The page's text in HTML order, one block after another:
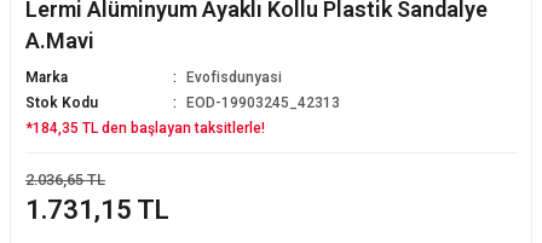
Sandalyesi
Lermi Alüminyum Ayaklı Kollu Plastik Sandalye
A.Mavi
Marka
Evofisdunyasi
Stok Kodu
EOD-19903245_42313
*184,35 TL den başlayan taksitlerle!
1.731,15 TL
2.036,65 TL